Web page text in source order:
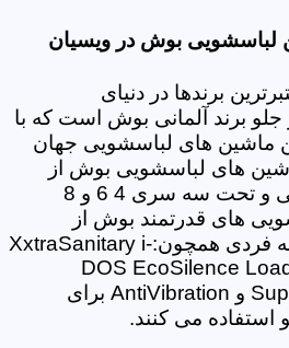
لباسشویی بوش در ویسیان
برندها در دنیای
برند آلمانی بوش است که با
ماشین های لباسشویی جهان
های لباسشویی بوش از
ظرفیت 7 تا 9 کیلوگرمی و تحت سه سری 4 6 و 8
های قدرتمند بوش از
تکنولوژی های منحصر به فردی همچون:XxtraSanitary i-
DOS EcoSilence
SuperQuick PowerWash و AntiVibration برای
می کنند.